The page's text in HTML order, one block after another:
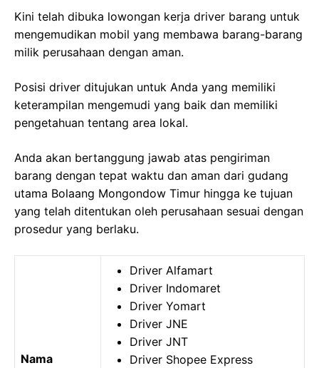
Kini telah dibuka lowongan kerja driver barang untuk
mengemudikan mobil yang membawa barang-barang
milik perusahaan dengan aman.
Posisi driver ditujukan untuk Anda yang memiliki
keterampilan mengemudi yang baik dan memiliki
pengetahuan tentang area lokal.
Anda akan bertanggung jawab atas pengiriman
barang dengan tepat waktu dan aman dari gudang
utama Bolaang Mongondow Timur hingga ke tujuan
yang telah ditentukan oleh perusahaan sesuai dengan
prosedur yang berlaku.
Nama
Driver Alfamart
Driver Indomaret
Driver Yomart
Driver JNE
Driver JNT
Driver Shopee Express